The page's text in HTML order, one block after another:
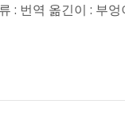
번역 옮긴이 : 부